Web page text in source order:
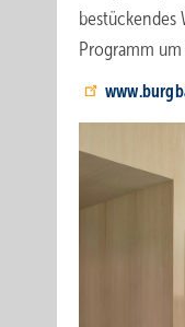
Programm